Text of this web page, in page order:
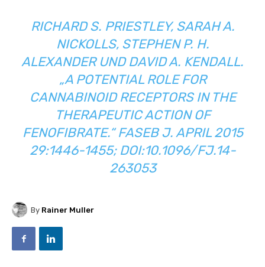
RICHARD S. PRIESTLEY, SARAH A.
NICKOLLS, STEPHEN P. H.
ALEXANDER UND DAVID A. KENDALL.
„A POTENTIAL ROLE FOR
CANNABINOID RECEPTORS IN THE
THERAPEUTIC ACTION OF
FENOFIBRATE.“ FASEB J. APRIL 2015
29:1446-1455; DOI:10.1096/FJ.14-
263053
By Rainer Muller